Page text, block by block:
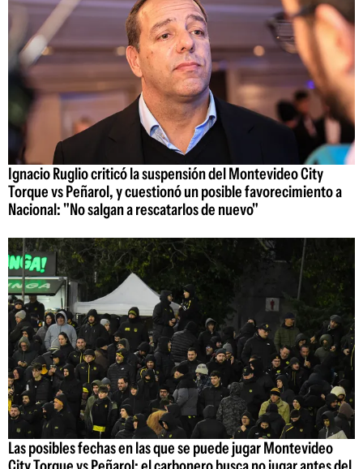
Ignacio Ruglio criticó la suspensión del Montevideo City
Torque vs Peñarol, y cuestionó un posible favorecimiento a
Nacional: "No salgan a rescatarlos de nuevo"
Las posibles fechas en las que se puede jugar Montevideo